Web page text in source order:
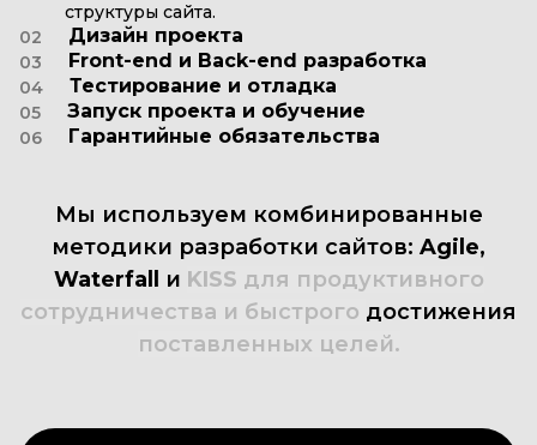
структуры сайта.
02
Дизайн проекта
03 Front-end и Back-end разработка
04 Тестирование и отладка
05 Запуск проекта и обучение
06 Гарантийные обязательства
Мы используем комбинированные
методики разработки сайтов: Agile,
Waterfall
и KISS для продуктивного
сотрудничества и быстрого достижения
поставленных целей.